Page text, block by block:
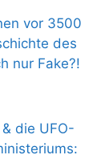
vor 3500
des
nur Fake?!
die UFO-